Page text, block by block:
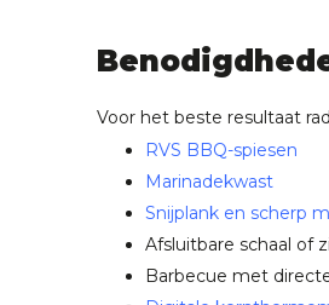
Voor het beste resultaat
RVS BBQ-spiesen
Marinadekwast
Snijplank en scherp
Afsluitbare schaal of
Barbecue met